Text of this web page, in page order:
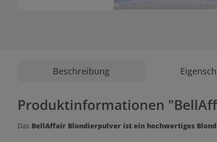
Beschreibung
Produktinformationen
Das BellAffair Blondierpulver ist ein hochwertiges